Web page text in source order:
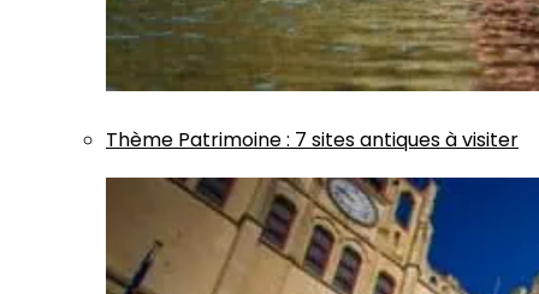
Thème Patrimoine: 7 sites antiques à visiter